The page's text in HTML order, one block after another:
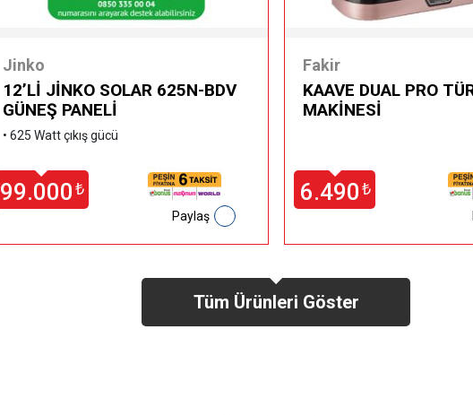
Jinko
12’Lİ JİNKO SOLAR 625N-BDV
GÜNEŞ PANELİ
• 625 Watt çıkış gücü
99.000 ₺
Paylaş
Fakir
KAAVE DUAL PRO
MAKİNESİ
6.490 ₺
Tüm Ürünleri Göster